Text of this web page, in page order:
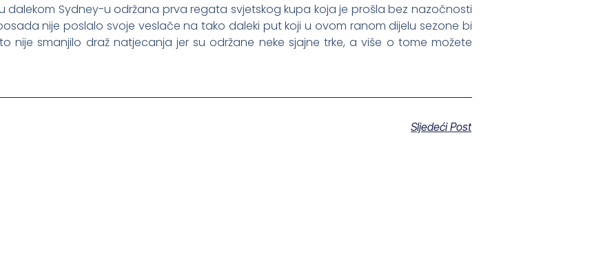
dalekom Sydney-u održana prva regata svjetskog kupa koja je prošla bez nazočnosti
nije poslalo svoje veslače na tako daleki put koji u ovom ranom dijelu sezone bi
nije smanjilo draž natjecanja jer su održane neke sjajne trke, a više o tome možete
Sljedeći Post